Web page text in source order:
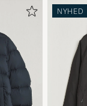
NYHED